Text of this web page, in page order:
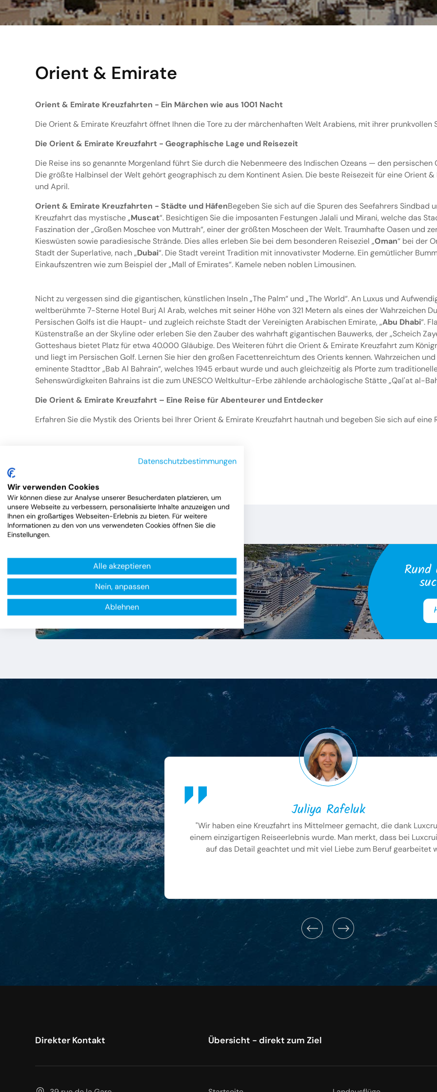
Orient & Emirate
Orient & Emirate Kreuzfahrten - Ein Märchen wie aus 1001 Nacht
Die Orient & Emirate Kreuzfahrt öffnet Ihnen die Tore zu der märchenhaften Welt Arabiens, mit ihrer
Die Orient & Emirate Kreuzfahrt - Geographische Lage und Reisezeit
Die Reise ins so genannte Morgenland führt Sie durch die Nebenmeere des Indischen Ozeans — den persischen
Die größte Halbinsel der Welt gehört geographisch zu dem Kontinent Asien. Die beste Reisezeit für eine Orient
und April.
Orient & Emirate Kreuzfahrten - Städte und HäfenBegeben Sie sich auf die Spuren des Seefahrers Sindbad
Kreuzfahrt das mystische „Muscat“. Besichtigen Sie die imposanten Festungen Jalali und Mirani, welche das
Faszination der „Großen Moschee von Muttrah“, einer der größten Moscheen der Welt. Traumhafte Oasen und
Kieswüsten sowie paradiesische Strände. Dies alles erleben Sie bei dem besonderen Reiseziel „Oman“ bei der
Stadt der Superlative, nach „Dubai“. Die Stadt vereint Tradition mit innovativster Moderne. Ein gemütlicher
Einkaufszentren wie zum Beispiel der „Mall of Emirates“. Kamele neben noblen Limousinen.
Nicht zu vergessen sind die gigantischen, künstlichen Inseln „The Palm“ und „The World“. An Luxus und
weltberühmte 7-Sterne Hotel Burj Al Arab, welches mit seiner Höhe von 321 Metern als eines der Wahrzeichen
Persischen Golfs ist die Haupt- und zugleich reichste Stadt der Vereinigten Arabischen Emirate, „Abu Dhabi“.
Küstenstraße an der Skyline oder erleben Sie den Zauber des wahrhaft gigantischen Bauwerks, der „Scheich
Gotteshaus bietet Platz für etwa 40.000 Gläubige. Des Weiteren führt die Orient & Emirate Kreuzfahrt zum
und liegt im Persischen Golf. Lernen Sie hier den großen Facettenreichtum des Orients kennen. Wahrzeichen
eminente Stadttor „Bab Al Bahrain“, welches 1945 erbaut wurde und auch gleichzeitig als Pforte zum
Sehenswürdigkeiten Bahrains ist die zum UNESCO Weltkultur-Erbe zählende archäologische Stätte „Qal'at al-
Die Orient & Emirate Kreuzfahrt – Eine Reise für Abenteurer und Entdecker
Erfahren Sie die Mystik des Orients bei Ihrer Orient & Emirate Kreuzfahrt hautnah und begeben Sie sich auf eine
Juliya Rafeluk
"Wir haben eine Kreuzfahrt ins Mittelmeer gemacht, die dank
einem einzigartigen Reiseerlebnis wurde. Man merkt, dass bei
auf das Detail geachtet und mit viel Liebe zum Beruf gearbeitet
Direkter Kontakt Übersicht - direkt zum Ziel
Datenschutzbestimmungen
Wir verwenden Cookies
Wir können diese zur Analyse unserer Besucherdaten platzieren, um
unsere Webseite zu verbessern, personalisierte Inhalte anzuzeigen und
Ihnen ein großartiges Webseiten-Erlebnis zu bieten. Für weitere
Informationen zu den von uns verwendeten Cookies öffnen Sie die
Einstellungen.
Alle akzeptieren
Nein, anpassen
Ablehnen